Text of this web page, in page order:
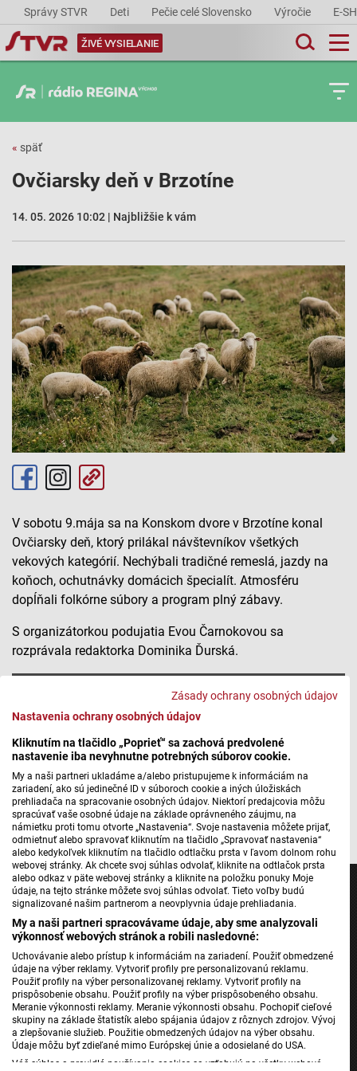
Zásady ochrany osobných údajov
Nastavenia ochrany osobných údajov
Kliknutím na tlačidlo „Poprieť“ sa zachová predvolené
nastavenie iba nevyhnutne potrebných súborov cookie.
My a naši partneri ukladáme a/alebo pristupujeme k informáciám na
zariadení, ako sú jedinečné ID v súboroch cookie a iných úložiskách
prehliadača na spracovanie osobných údajov. Niektorí predajcovia môžu
spracúvať vaše osobné údaje na základe oprávneného záujmu, na
námietku proti tomu otvorte „Nastavenia“. Svoje nastavenia môžete prijať,
odmietnuť alebo spravovať kliknutím na tlačidlo „Spravovať nastavenia“
alebo kedykoľvek kliknutím na tlačidlo odtlačku prsta v ľavom dolnom rohu
webovej stránky. Ak chcete svoj súhlas odvolať, kliknite na odtlačok prsta
alebo odkaz v päte webovej stránky a kliknite na položku ponuky Moje
údaje, na tejto stránke môžete svoj súhlas odvolať. Tieto voľby budú
signalizované našim partnerom a neovplyvnia údaje prehliadania.
My a naši partneri spracovávame údaje, aby sme analyzovali
výkonnosť webových stránok a robili nasledovné:
Uchovávanie alebo prístup k informáciám na zariadení. Použiť obmedzené
údaje na výber reklamy. Vytvoriť profily pre personalizovanú reklamu.
Použiť profily na výber personalizovanej reklamy. Vytvoriť profily na
prispôsobenie obsahu. Použiť profily na výber prispôsobeného obsahu.
Meranie výkonnosti reklamy. Meranie výkonnosti obsahu. Pochopiť cieľové
skupiny na základe štatistík alebo spájania údajov z rôznych zdrojov. Vývoj
a zlepšovanie služieb. Použitie obmedzených údajov na výber obsahu.
Údaje môžu byť zdieľané mimo Európskej únie a odosielané do USA.
Váš súhlas a pravidlá používania cookies sa vzťahujú na všetky webové
Správy STVR Deti Pečie celé Slovensko Výročie E-
ŽIVÉ VYSIELANIE
« späť
Ovčiarsky deň v Brzotíne
14. 05. 2026 10:02 | Najbližšie k vám
V sobotu 9.mája sa na Konskom dvore v Brzotíne konal
Ovčiarsky deň, ktorý prilákal návštevníkov všetkých
vekových kategórií. Nechýbali tradičné remeslá, jazdy na
koňoch, ochutnávky domácich špecialít. Atmosféru
dopĺňali folkórne súbory a program plný zábavy.
S organizátorkou podujatia Evou Čarnokovou sa
rozprávala redaktorka Dominika Ďurská.
Máte problém s prehrávaním?Nahláste nám chybuv prehrávači.
Foto: Ilustrácia AI
Jednotka
Dvojka
24
Šport
Správy STVR
Podcasty